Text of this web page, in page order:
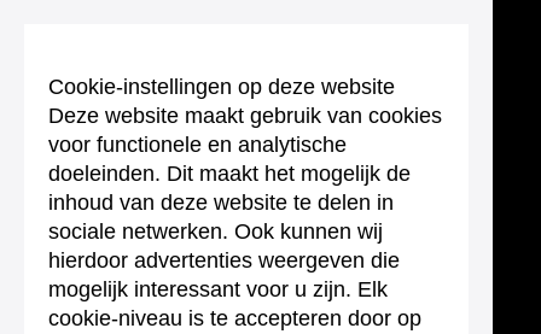
Cookie-instellingen op deze website
Deze website maakt gebruik van cookies
voor functionele en analytische
doeleinden. Dit maakt het mogelijk de
inhoud van deze website te delen in
sociale netwerken. Ook kunnen wij
hierdoor advertenties weergeven die
mogelijk interessant voor u zijn. Elk
cookie-niveau is te accepteren door op